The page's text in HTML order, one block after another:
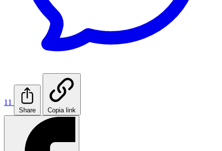
11
Share Copia link